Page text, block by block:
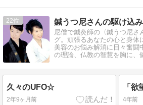
22 鍼うつ尼さんの駆け込
尼僧で鍼灸師の〈鍼うつ尼さ
グ。頑張るあなたの心と身体
美容のお悩み解消に日々奮闘
の理論、仏教の智慧を胸に、
久々のUFO☆
2年9ヶ月前
「欲
4年前